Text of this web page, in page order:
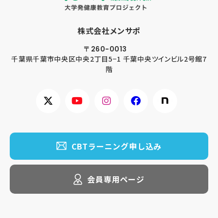
株式会社メンサポ
〒260-0013
千葉県千葉市中央区中央2丁目5−1 千葉中央ツインビル2号館7
階
CBTラーニング申し込み
会員専用ページ